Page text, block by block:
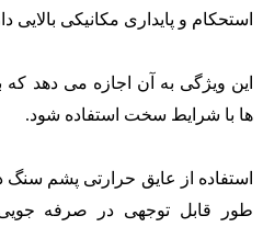
استحکام و پایداری مکانیکی بالایی
این ویژگی به آن اجازه می دهد
ها با شرایط سخت استفاده شود.
استفاده از عایق حرارتی پشم سنگ
طور قابل توجهی در صرفه